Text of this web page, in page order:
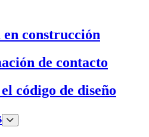
en construcción
de contacto
código de diseño